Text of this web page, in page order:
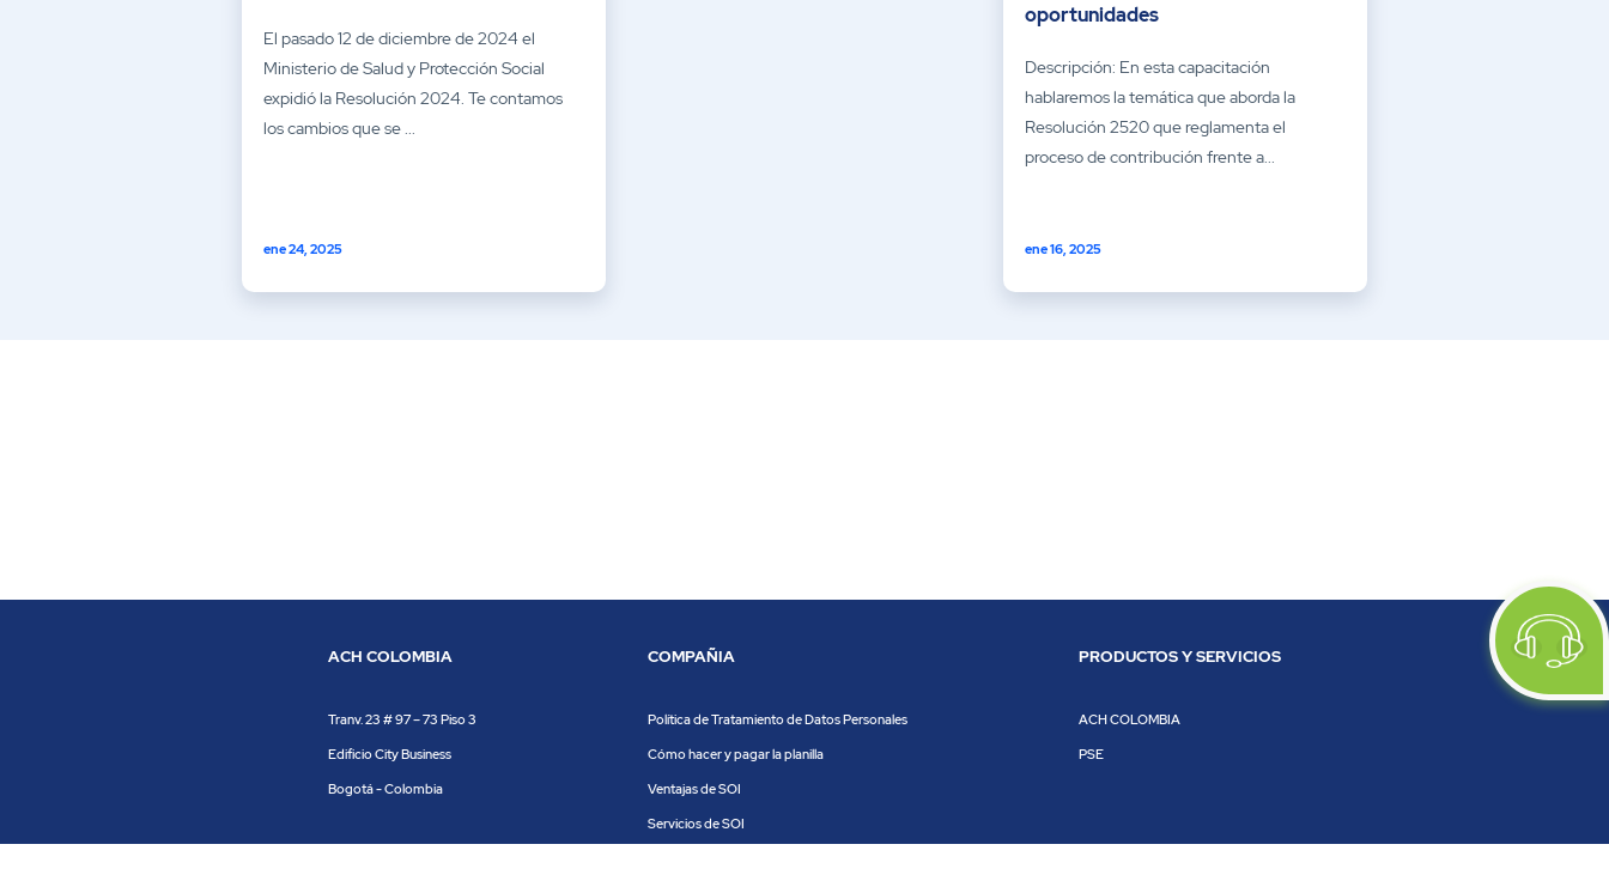
El pasado 12 de diciembre de 2024 el
Ministerio de Salud y Protección Social
expidió la Resolución 2024. Te contamos
los cambios que se ...
ene 24, 2025
oportunidades
Descripción: En esta capacitación
hablaremos la temática que aborda la
Resolución 2520 que reglamenta el
proceso de contribución frente a...
ene 16, 2025
ACH COLOMBIA
Tranv. 23 # 97 – 73 Piso 3
Edificio City Business
Bogotá - Colombia
COMPAÑIA
Política de Tratamiento de Datos Personales
Cómo hacer y pagar la planilla
Ventajas de SOI
Servicios de SOI
PRODUCTOS Y SERVICIOS
ACH COLOMBIA
PSE